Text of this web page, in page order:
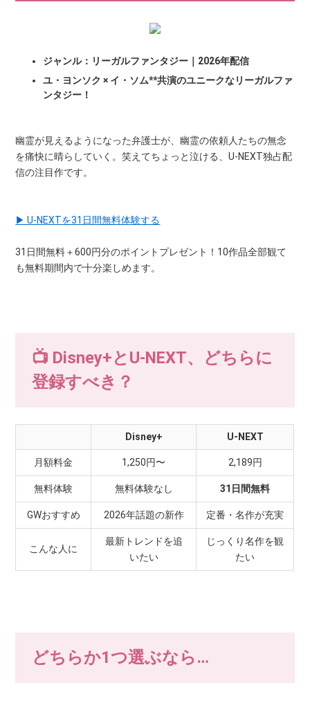
ジャンル：リーガルファンタジー｜2026年配信
ユ・ヨンソク × イ・ソム**共演のユニークなリーガルファ
ンタジー！
幽霊が見えるようになった弁護士が、幽霊の依頼人たちの無念
を痛快に晴らしていく。笑えてちょっと泣ける、U-NEXT独占配
信の注目作です。
▶ U-NEXTを31日間無料体験する
31日間無料＋600円分のポイントプレゼント！10作品全部観て
も無料期間内で十分楽しめます。
📺 Disney+とU-NEXT、どちらに
登録すべき？
Disney+ U-NEXT
月額料金 1,250円〜 2,189円
無料体験 無料体験なし 31日間無料
GWおすすめ 2026年話題の新作 定番・名作が充実
こんな人に
最新トレンドを追
いたい
じっくり名作を観
たい
どちらか1つ選ぶなら…